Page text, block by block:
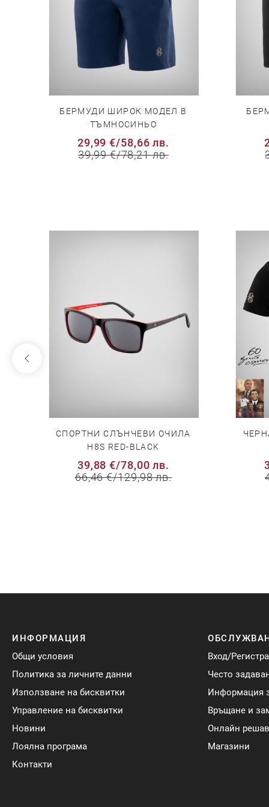
БЕРМУДИ ШИРОК МОДЕЛ В
ТЪМНОСИНЬО
29,99 €/58,66 лв.
39,99 €/78,21 лв.
СПОРТНИ СЛЪНЧЕВИ ОЧИЛА
H8S RED-BLACK
39,88 €/78,00 лв.
66,46 €/129,98 лв.
ИНФОРМАЦИЯ
Общи условия
Политика за личните данни
Използване на бисквитки
Управление на бисквитки
Новини
Лоялна програма
Контакти
Вход/
Често
Информация
Връщане и
Онлайн
Магазини